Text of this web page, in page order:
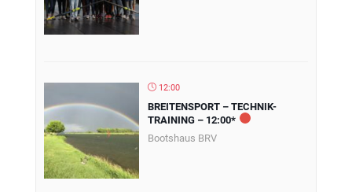
12:00
BREITENSPORT – TECHNIK-
TRAINING – 12:00*
Bootshaus BRV